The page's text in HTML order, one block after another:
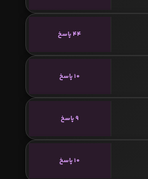
44 پاسخ
10 پاسخ
9 پاسخ
10 پاسخ